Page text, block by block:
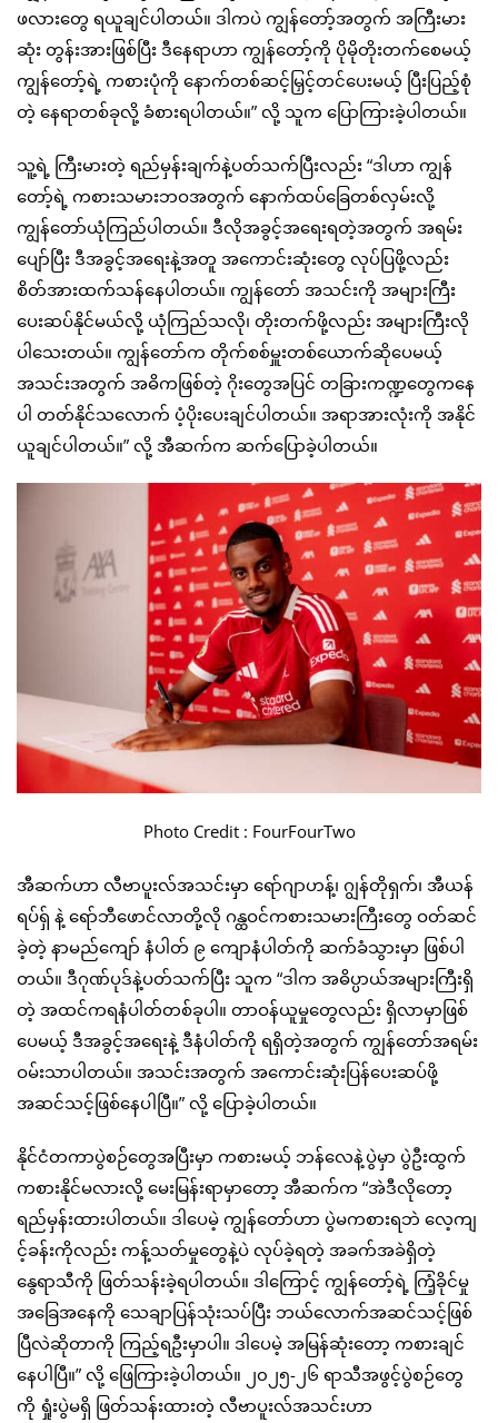
ဖလားတွေ ရယူချင်ပါတယ်။ ဒါကပဲ ကျွန်တော့်အတွက် အကြီးမား
ဆုံး တွန်းအားဖြစ်ပြီး ဒီနေရာဟာ ကျွန်တော့်ကို ပိုမိုတိုးတက်စေမယ့်
ကျွန်တော့်ရဲ့ ကစားပုံကို နောက်တစ်ဆင့်မြှင့်တင်ပေးမယ့် ပြီးပြည့်စုံ
တဲ့ နေရာတစ်ခုလို့ ခံစားရပါတယ်။” လို့ သူက ပြောကြားခဲ့ပါတယ်။
သူ့ရဲ့ ကြီးမားတဲ့ ရည်မှန်းချက်နဲ့ပတ်သက်ပြီးလည်း “ဒါဟာ ကျွန်
တော့်ရဲ့ ကစားသမားဘဝအတွက် နောက်ထပ်ခြေတစ်လှမ်းလို့
ကျွန်တော်ယုံကြည်ပါတယ်။ ဒီလိုအခွင့်အရေးရတဲ့အတွက် အရမ်း
ပျော်ပြီး ဒီအခွင့်အရေးနဲ့အတူ အကောင်းဆုံးတွေ လုပ်ပြဖို့လည်း
စိတ်အားထက်သန်နေပါတယ်။ ကျွန်တော် အသင်းကို အများကြီး
ပေးဆပ်နိုင်မယ်လို့ ယုံကြည်သလို၊ တိုးတက်ဖို့လည်း အများကြီးလို
ပါသေးတယ်။ ကျွန်တော်က တိုက်စစ်မှူးတစ်ယောက်ဆိုပေမယ့်
အသင်းအတွက် အဓိကဖြစ်တဲ့ ဂိုးတွေအပြင် တခြားကဏ္ဍတွေကနေ
ပါ တတ်နိုင်သလောက် ပံ့ပိုးပေးချင်ပါတယ်။ အရာအားလုံးကို အနိုင်
ယူချင်ပါတယ်။” လို့ အီဆက်က ဆက်ပြောခဲ့ပါတယ်။
Photo Credit : FourFourTwo
အီဆက်ဟာ လီဗာပူးလ်အသင်းမှာ ရော်ဂျာဟန့်၊ ဂျွန်တိုရှက်၊ အီယန်
ရပ်ရှ် နဲ့ ရော်ဘီဖောင်လာတို့လို ဂန္ထဝင်ကစားသမားကြီးတွေ ဝတ်ဆင်
ခဲ့တဲ့ နာမည်ကျော် နံပါတ် ၉ ကျောနံပါတ်ကို ဆက်ခံသွားမှာ ဖြစ်ပါ
တယ်။ ဒီဂုဏ်ပုဒ်နဲ့ပတ်သက်ပြီး သူက “ဒါက အဓိပ္ပာယ်အများကြီးရှိ
တဲ့ အထင်ကရနံပါတ်တစ်ခုပါ။ တာဝန်ယူမှုတွေလည်း ရှိလာမှာဖြစ်
ပေမယ့် ဒီအခွင့်အရေးနဲ့ ဒီနံပါတ်ကို ရရှိတဲ့အတွက် ကျွန်တော်အရမ်း
ဝမ်းသာပါတယ်။ အသင်းအတွက် အကောင်းဆုံးပြန်ပေးဆပ်ဖို့
အဆင်သင့်ဖြစ်နေပါပြီ။” လို့ ပြောခဲ့ပါတယ်။
နိုင်ငံတကာပွဲစဉ်တွေအပြီးမှာ ကစားမယ့် ဘန်လေနဲ့ပွဲမှာ ပွဲဦးထွက်
ကစားနိုင်မလားလို့ မေးမြန်းရာမှာတော့ အီဆက်က “အဲဒီလိုတော့
ရည်မှန်းထားပါတယ်။ ဒါပေမဲ့ ကျွန်တော်ဟာ ပွဲမကစားရဘဲ လေ့ကျ
င့်ခန်းကိုလည်း ကန့်သတ်မှုတွေနဲ့ပဲ လုပ်ခဲ့ရတဲ့ အခက်အခဲရှိတဲ့
နွေရာသီကို ဖြတ်သန်းခဲ့ရပါတယ်။ ဒါကြောင့် ကျွန်တော့်ရဲ့ ကြံ့ခိုင်မှု
အခြေအနေကို သေချာပြန်သုံးသပ်ပြီး ဘယ်လောက်အဆင်သင့်ဖြစ်
ပြီလဲဆိုတာကို ကြည့်ရဦးမှာပါ။ ဒါပေမဲ့ အမြန်ဆုံးတော့ ကစားချင်
နေပါပြီ။” လို့ ဖြေကြားခဲ့ပါတယ်။ ၂၀၂၅-၂၆ ရာသီအဖွင့်ပွဲစဉ်တွေ
ကို ရှုံးပွဲမရှိ ဖြတ်သန်းထားတဲ့ လီဗာပူးလ်အသင်းဟာ